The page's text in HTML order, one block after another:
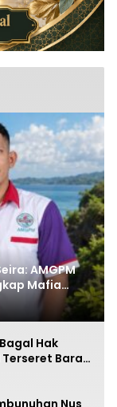
AMGPM
Mafia
Hak
Terseret Bara
Nus